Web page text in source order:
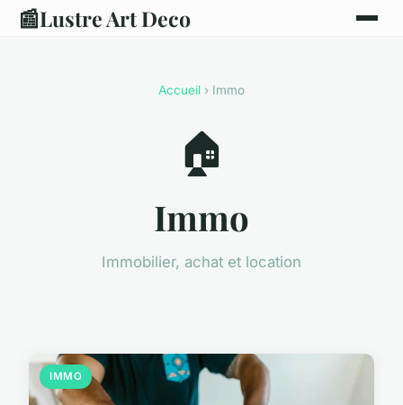
📰Lustre Art Deco
Accueil › Immo
🏠
Immo
Immobilier, achat et location
IMMO